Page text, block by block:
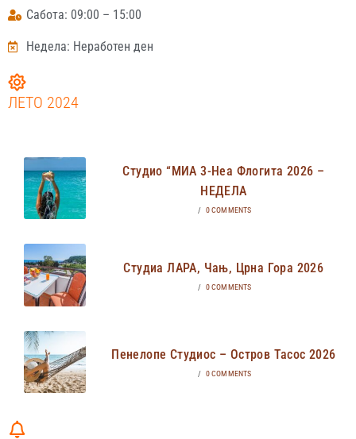
Сабота: 09:00 – 15:00
Недела: Неработен ден
ЛЕТО 2024
Студио “МИА 3-Неа Флогита 2026 –
НЕДЕЛА
/ 0 COMMENTS
Студиа ЛАРА, Чањ, Црна Гора 2026
/ 0 COMMENTS
Пенелопе Студиос – Остров Тасос 2026
/ 0 COMMENTS